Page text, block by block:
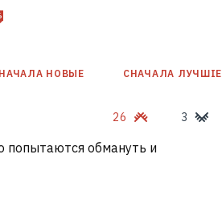
НОВЫE СНАЧАЛА ЛУЧШІЕ
26 3
попытаются обмануть и